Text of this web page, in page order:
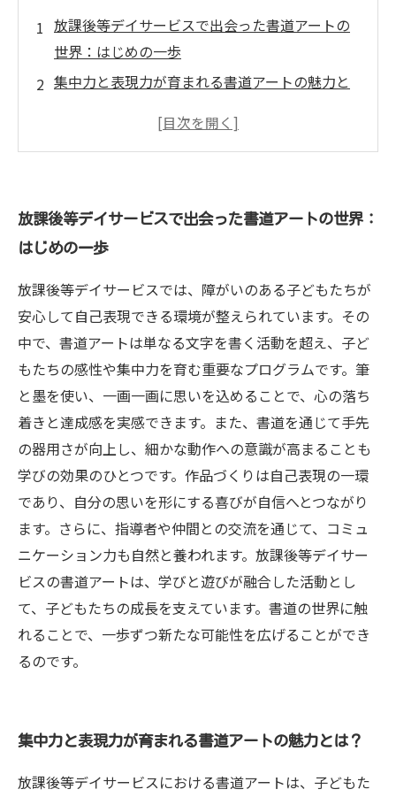
放課後等デイサービスで出会った書道アートの
世界：はじめの一歩
集中力と表現力が育まれる書道アートの魅力と
筆と墨でつづる心の物語：子どもたちの成長の
ュニケーション力
学びと遊びが融合した放課後等デイサービスの
書道プログラムの未来
親子で知る！放課後等デイサービスでの書道ア
ート体験の効果
障がいのある子どもたちの可能性を広げる書道
アートのチカラ
放課後等デイサービスで出会った書道アートの世界：
はじめの一歩
放課後等デイサービスでは、障がいのある子どもたちが
安心して自己表現できる環境が整えられています。その
中で、書道アートは単なる文字を書く活動を超え、子ど
もたちの感性や集中力を育む重要なプログラムです。筆
と墨を使い、一画一画に思いを込めることで、心の落ち
着きと達成感を実感できます。また、書道を通じて手先
の器用さが向上し、細かな動作への意識が高まることも
学びの効果のひとつです。作品づくりは自己表現の一環
であり、自分の思いを形にする喜びが自信へとつながり
ます。さらに、指導者や仲間との交流を通じて、コミュ
ニケーション力も自然と養われます。放課後等デイサー
ビスの書道アートは、学びと遊びが融合した活動とし
て、子どもたちの成長を支えています。書道の世界に触
れることで、一歩ずつ新たな可能性を広げることができ
るのです。
集中力と表現力が育まれる書道アートの魅力とは？
放課後等デイサービスにおける書道アートは、子どもた